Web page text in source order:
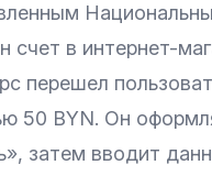
счет в интернет-
перешел
50 BYN. Он
затем вводит